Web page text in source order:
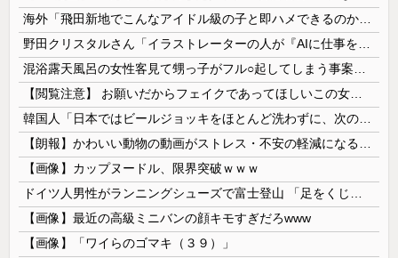
【画像】カップヌードル、限界突破ｗｗｗ
【画像】最近の高級ミニバンの顔キモすぎだろwww
【画像】「ワイらのゴマキ（３９）」